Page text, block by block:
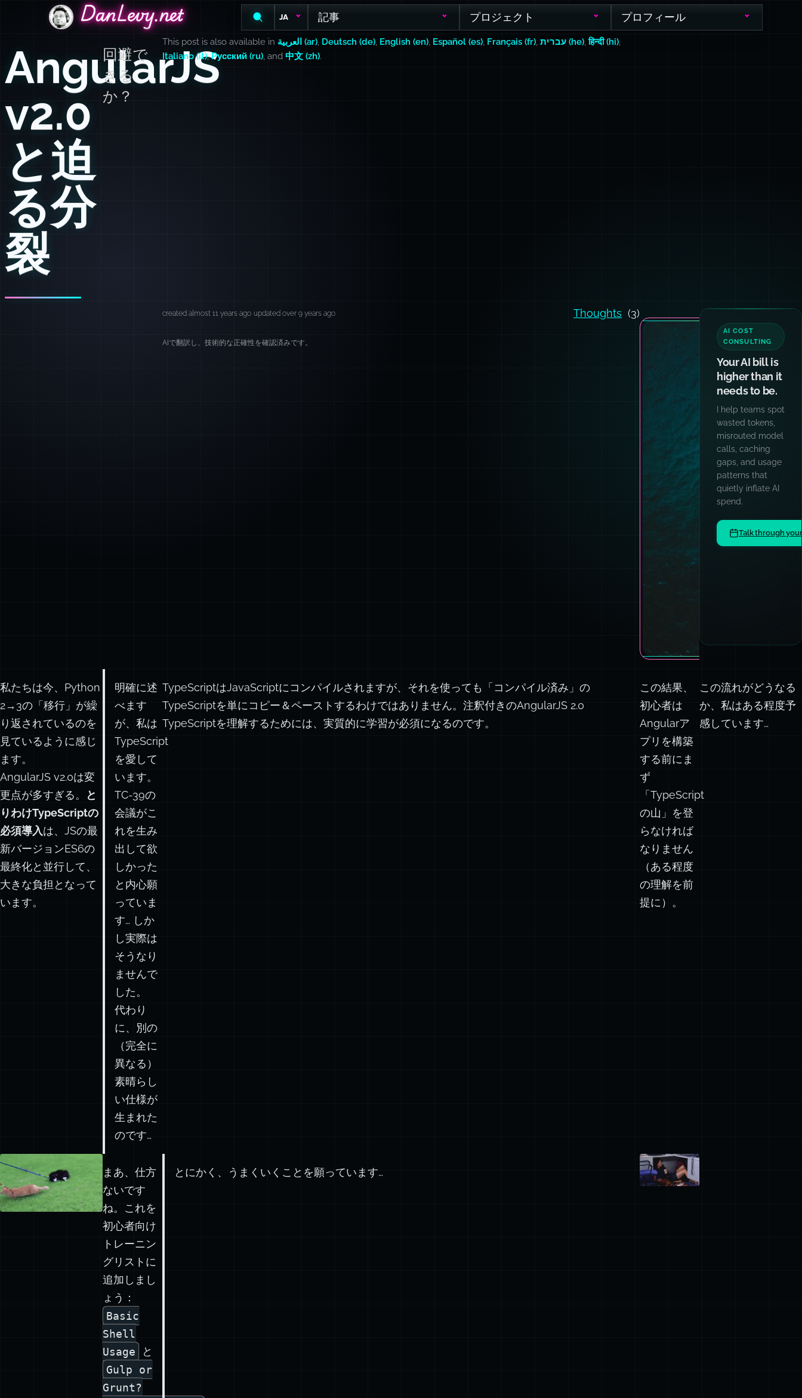
DanLevy.netDanLevy.net
DanLevy.net JA 記事 プロジェクト プロフィール
AngularJS
v2.0
と迫
る分
裂
回避で
きる
か？
This post is also available in العربية (ar) Deutsch (de) English (en) Español (es) Français (fr) עברית (he) ,हिन्दी (hi)
Italiano (it),Русский (ru) , and 中文 (zh).
created almost 11 years ago updated over 9 years ago Thoughts (3)
AIで翻訳し、技術的な正確性を確認済みです。
AI COST
CONSULTING
Your AI bill is
higher than it
needs to be.
I help teams spot
wasted tokens,
misrouted model
calls, caching
gaps, and usage
patterns that
quietly inflate AI
spend.
Talk through
私たちは今、Python
2→3の「移行」が繰
り返されているのを
見ているように感じ
ます。
AngularJS v2.0は変
更点が多すぎる。
と
りわけTypeScriptの
必須導入は、JSの最
新バージョンES6の
最終化と並行して、
大きな負担となって
います。
明確に述
べます
が、私は
TypeScript
を愛して
います。
TC-39の
会議がこ
れを生み
出して欲
しかった
と内心願
っていま
す… しか
し実際は
そうなり
ませんで
した。
代わり
に、別の
（完全に
異なる）
素晴らし
い仕様が
生まれた
のです…
TypeScriptはJavaScriptにコンパイルされますが、それを使っても「コンパイル済み」の
TypeScriptを単にコピー＆ペーストするわけではありません。注釈付きのAngularJS 2.0
TypeScriptを理解するためには、実質的に学習が必須になるのです。
この結果、
初心者は
Angularア
プリを構築
する前にま
ず
「TypeScript
の山」を登
らなければ
なりません
（ある程度
の理解を前
提に）。
この流れがどうなる
か、私はある程度予
感しています…
まあ、仕方
ないです
ね。これを
初心者向け
トレーニン
グリストに
追加しまし
ょう：
Basic
Shell
Usage
と
Gulp or
Grunt?
とにかく、うまくいくことを願っています…